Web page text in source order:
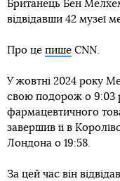
Британець Бен
відвідавши 42 музеї
Про це пише CNN.
У жовтні 2024 року
свою подорож о 9:03
фармацевтичного
завершив її в
Лондона о 19:58.
За цей час він